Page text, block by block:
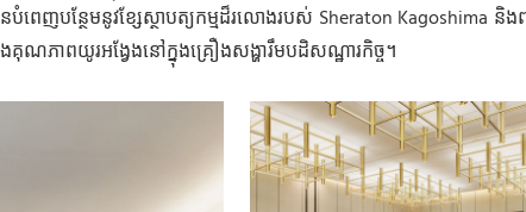
ពេញបន្ថែមនូវខ្សែស្ថាបត្យកម្មដ៏រលោងរបស់ Sheraton Kagoshima និង
ណភាពយូរអង្វែងនៅក្នុងគ្រឿងសង្ហារឹមបដិសណ្ឋារកិច្ច។